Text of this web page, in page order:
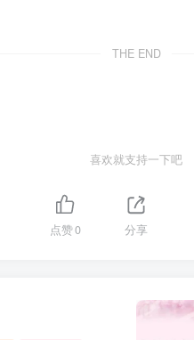
THE END
喜欢就支持一下吧
点赞0 分享